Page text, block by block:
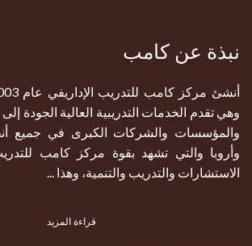
نبذة عن كامب
وهي تقدم الخدمات التدريبية العالية الجودة
والمؤسسات والشركات الكبرى في جميع
وأروبا والتي تشهد بقوة مركز كامب
الاستشارات والتدريب والتنمية، وهذا ...
قراءة المزيد